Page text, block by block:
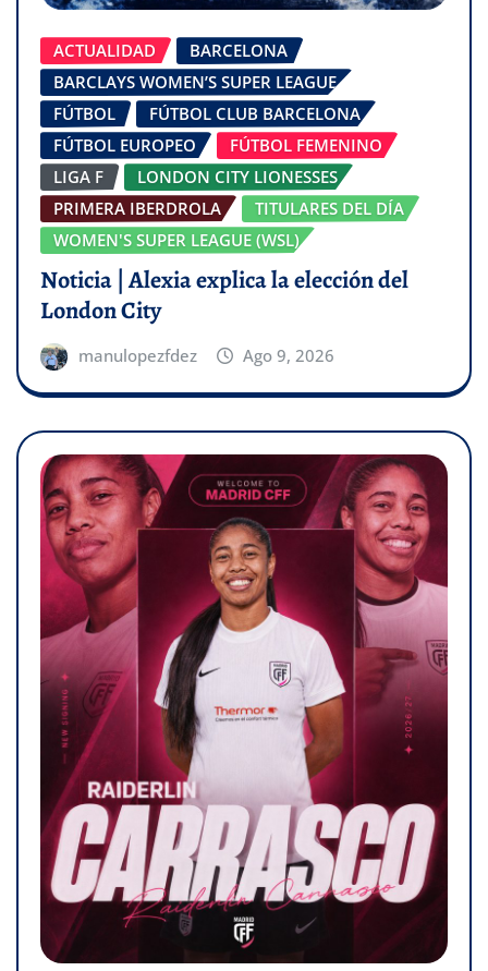
ACTUALIDAD
BARCELONA
BARCLAYS WOMEN’S SUPER LEAGUE
FÚTBOL
FÚTBOL CLUB BARCELONA
FÚTBOL EUROPEO
FÚTBOL FEMENINO
LIGA F
LONDON CITY LIONESSES
PRIMERA IBERDROLA
TITULARES DEL DÍA
WOMEN'S SUPER LEAGUE (WSL)
Noticia | Alexia explica la elección del
London City
manulopezfdez Ago 9, 2026